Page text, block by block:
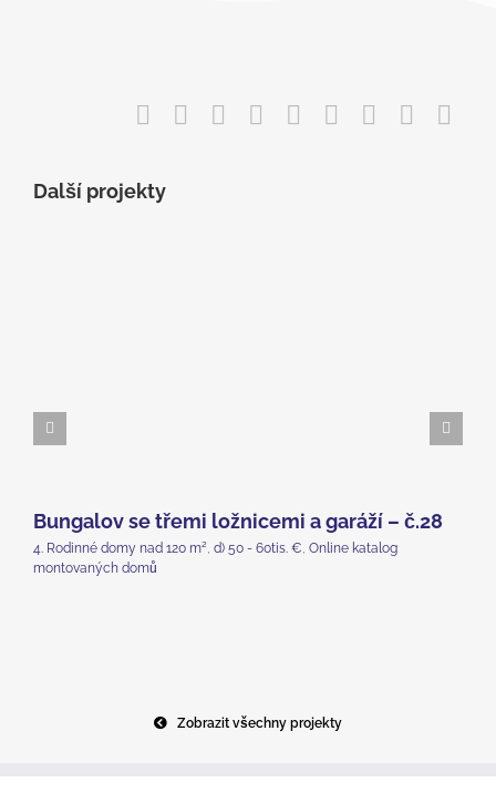
Další projekty
Bungalov se třemi ložnicemi a garáží – č.28
4. Rodinné domy nad 120 m², d) 50 - 60tis. €, Online katalog
montovaných domů
Zobrazit všechny projekty